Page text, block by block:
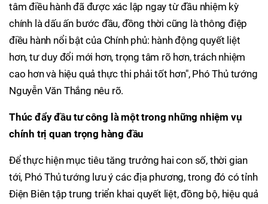
tâm điều hành đã được xác lập ngay từ đầu nhiệm kỳ
chính là dấu ấn bước đầu, đồng thời cũng là thông điệp
điều hành nổi bật của Chính phủ: hành động quyết liệt
hơn, tư duy đổi mới hơn, trọng tâm rõ hơn, trách nhiệm
cao hơn và hiệu quả thực thi phải tốt hơn", Phó Thủ tướng
Nguyễn Văn Thắng nêu rõ.
Thúc đẩy đầu tư công là một trong những nhiệm vụ
chính trị quan trọng hàng đầu
Để thực hiện mục tiêu tăng trưởng hai con số, thời gian
tới, Phó Thủ tướng lưu ý các địa phương, trong đó có tỉnh
Điện Biên tập trung triển khai quyết liệt, đồng bộ, hiệu quả